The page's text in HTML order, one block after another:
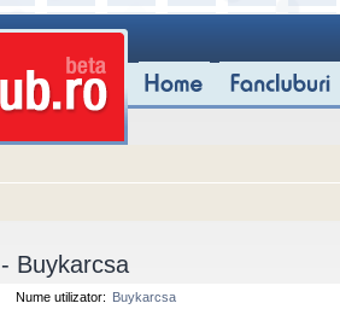
Buykarcsa
Nume utilizator: Buykarcsa